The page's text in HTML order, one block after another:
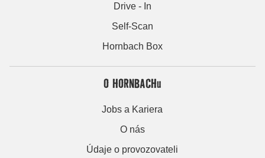
Drive - In
Self-Scan
Hornbach Box
O HORNBACHu
Jobs a Kariera
O nás
Údaje o provozovateli